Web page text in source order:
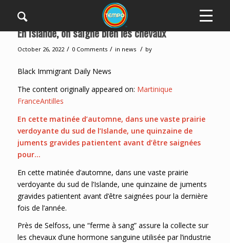
En Islande, on saigne bien les chevaux
October 26, 2022 / 0 Comments / in news / by
Black Immigrant Daily News
The content originally appeared on: Martinique
FranceAntilles
En cette matinée d’automne, dans une vaste prairie
verdoyante du sud de l’Islande, une quinzaine de
juments gravides patientent avant d’être saignées
pour…
En cette matinée d’automne, dans une vaste prairie
verdoyante du sud de l’Islande, une quinzaine de juments
gravides patientent avant d’être saignées pour la dernière
fois de l’année.
Près de Selfoss, une “ferme à sang” assure la collecte sur
les chevaux d’une hormone sanguine utilisée par l’industrie